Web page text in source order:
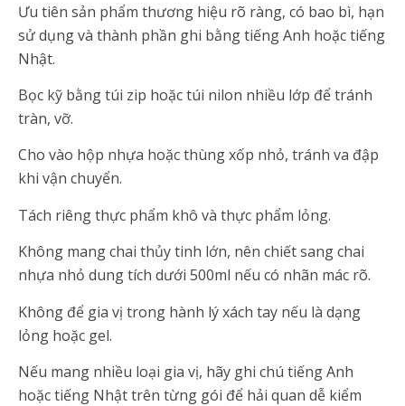
Ưu tiên sản phẩm thương hiệu rõ ràng, có bao bì, hạn
sử dụng và thành phần ghi bằng tiếng Anh hoặc tiếng
Nhật.
Bọc kỹ bằng túi zip hoặc túi nilon nhiều lớp để tránh
tràn, vỡ.
Cho vào hộp nhựa hoặc thùng xốp nhỏ, tránh va đập
khi vận chuyển.
Tách riêng thực phẩm khô và thực phẩm lỏng.
Không mang chai thủy tinh lớn, nên chiết sang chai
nhựa nhỏ dung tích dưới 500ml nếu có nhãn mác rõ.
Không để gia vị trong hành lý xách tay nếu là dạng
lỏng hoặc gel.
Nếu mang nhiều loại gia vị, hãy ghi chú tiếng Anh
hoặc tiếng Nhật trên từng gói để hải quan dễ kiểm